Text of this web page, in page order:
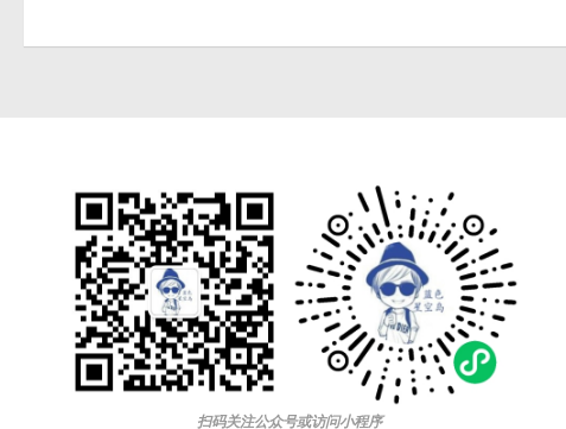
扫码关注公众号或访问小程序